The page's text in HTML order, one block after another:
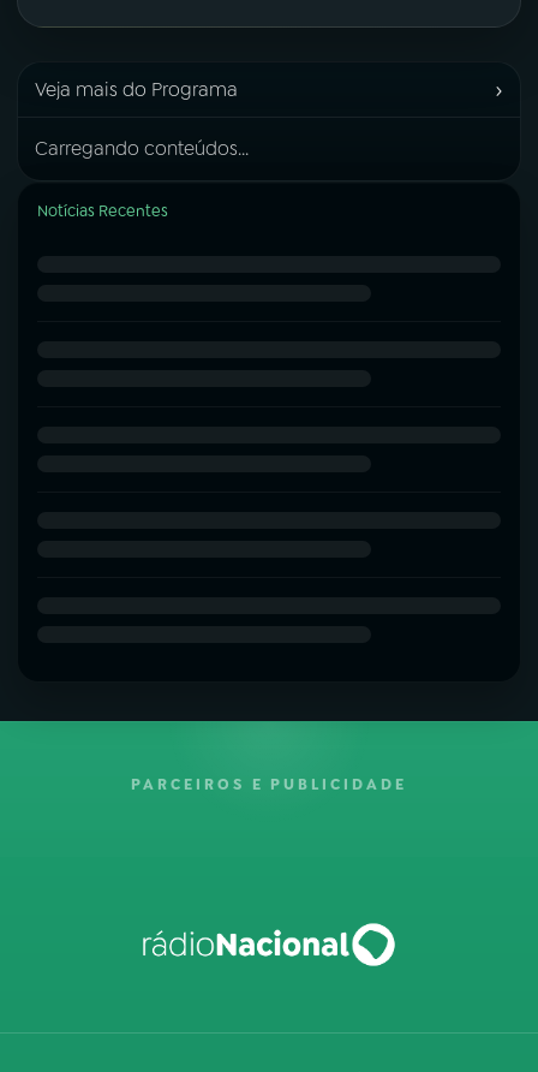
Veja mais do Programa ›
Carregando conteúdos...
Notícias Recentes
PARCEIROS E PUBLICIDADE